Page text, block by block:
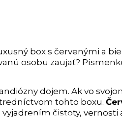
box s červenými a
osobu zaujať?
dojem. Ak vo
tohto boxu.
čistoty, vernosti